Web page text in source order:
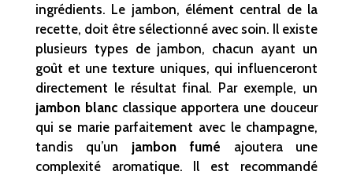
ingrédients. Le jambon, élément central de la
recette, doit être sélectionné avec soin. Il existe
plusieurs types de jambon, chacun ayant un
goût et une texture uniques, qui influenceront
directement le résultat final. Par exemple, un
jambon blancclassique apportera une douceur
qui se marie parfaitement avec le champagne,
tandis qu’un jambon fumé ajoutera une
complexité aromatique. Il est recommandé